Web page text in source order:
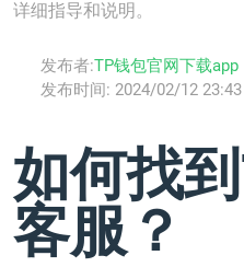
详细指导和说明。
发布者:TP钱包官网下载app
发布时间: 2024/02/12 23:43
如何找
客服？